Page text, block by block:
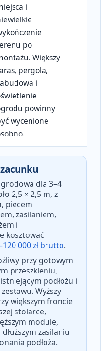
i
po
Większy
pergola,
i
powinny
wycenione
dla 3–4
2,5 × 2,5 m, z
piecem
zasilaniem,
i
kosztować
000 zł brutto.
przy gotowym
przeszkleniu,
podłożu i
Wyższy
większym froncie
stolarce,
module,
zasilaniu
podłoża.